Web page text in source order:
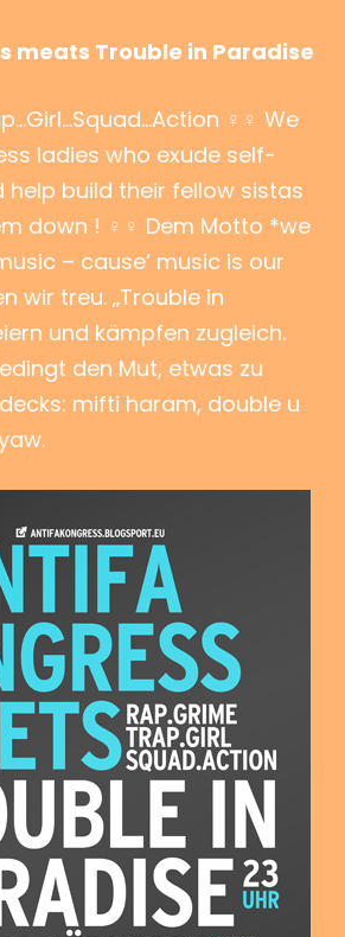
meats Trouble in Paradise
♀♀ We
ladies who exude self-
build their fellow sistas
down ! ♀♀ Dem Motto *we
– cause‘ music is our
wir treu. „Trouble in
und kämpfen zugleich.
den Mut, etwas zu
mifti haram, double u